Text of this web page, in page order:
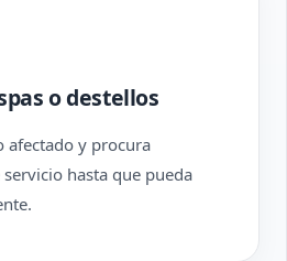
o destellos
afectado y procura
hasta que pueda